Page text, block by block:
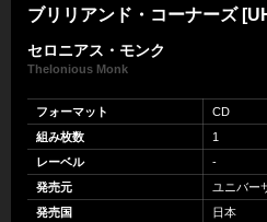
ブリリアンド・コーナーズ
セロニアス・モンク
Thelonious Monk
フォーマット
CD
組み枚数
1
レーベル
-
発売元
ユニバー
発売国
日本